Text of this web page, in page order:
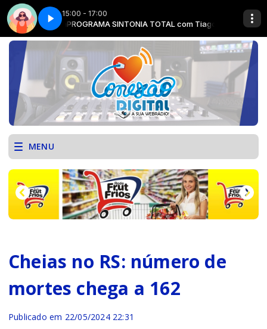
15:00 - 17:00
Pereira PROGRAMA SINTONIA TOTAL com Tiago Pereira
Vibe total - Parte 1
MENU
Cheias no RS: número de
mortes chega a 162
Publicado em 22/05/2024 22:31